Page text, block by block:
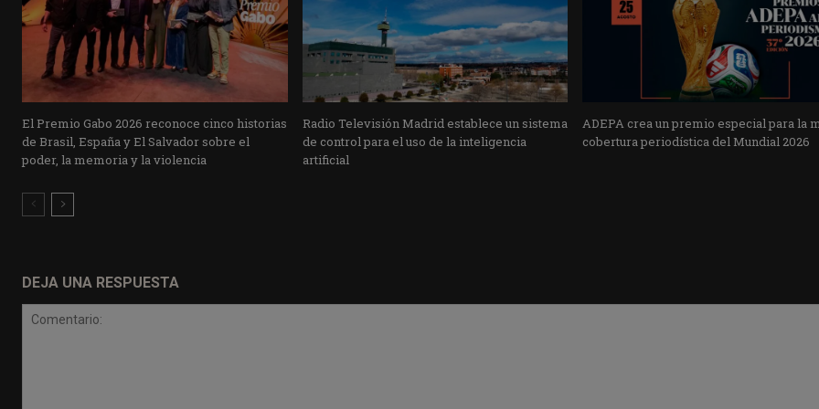
El Premio Gabo 2026 reconoce cinco historias
de Brasil, España y El Salvador sobre el
poder, la memoria y la violencia
Radio Televisión Madrid establece un sistema
de control para el uso de la inteligencia
artificial
ADEPA crea un premio especial para la
cobertura periodística del Mundial 2026
DEJA UNA RESPUESTA